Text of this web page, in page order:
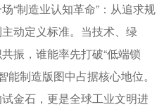
“制造业认知革命”：从追求规
动定义标准。当技术、绿
振，谁能率先打破“低端锁
制造版图中占据核心地位。
金石，更是全球工业文明进